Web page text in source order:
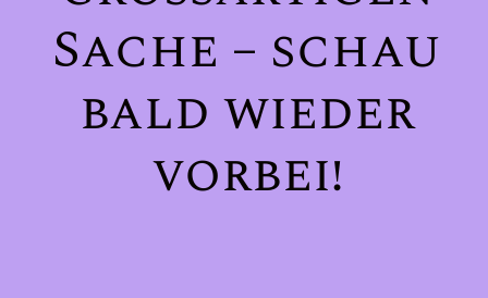
Sache – schau
bald wieder
vorbei!